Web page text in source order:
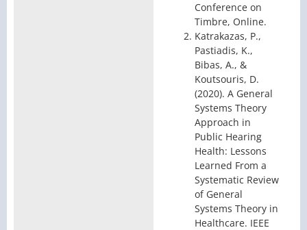
Conference on
Timbre, Online.
Katrakazas, P.,
Pastiadis, K.,
Bibas, A., &
Koutsouris, D.
(2020). A General
Systems Theory
Approach in
Public Hearing
Health: Lessons
Learned From a
Systematic Review
of General
Systems Theory in
Healthcare. IEEE